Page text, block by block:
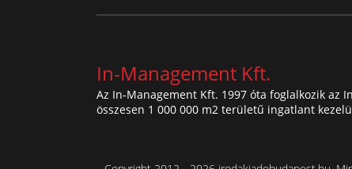
In-Management Kft.
Az In-Management Kft. 1997 óta foglalkozik az
összesen 1 000 000 m2 területű ingatlant